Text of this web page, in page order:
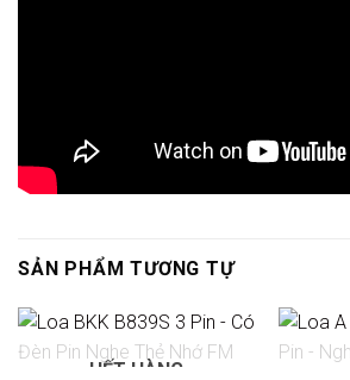
SẢN PHẨM TƯƠNG TỰ
HẾT HÀNG